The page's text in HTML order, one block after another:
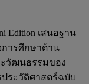
Edition เสนอฐาน
การศึกษาด้าน
วัฒนธรรมของ
ระวัติศาสตร์ฉบับ